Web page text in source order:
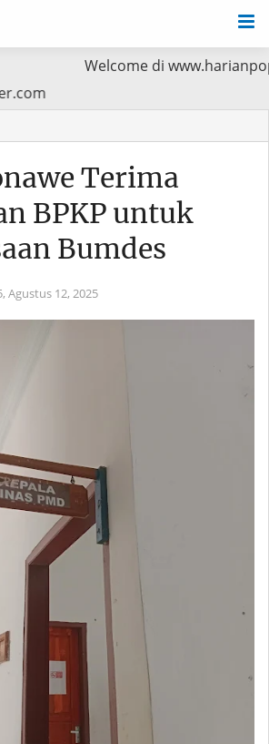
Welcome di
Terima
BPKP untuk
Bumdes
Agustus 12, 2025